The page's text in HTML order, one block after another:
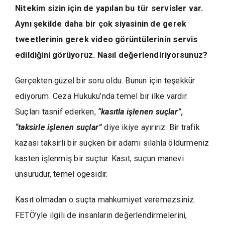
Nitekim sizin için de yapılan bu tür servisler var.
Aynı şekilde daha bir çok siyasinin de gerek
tweetlerinin gerek video görüntülerinin servis
edildiğini görüyoruz. Nasıl değerlendiriyorsunuz?
Gerçekten güzel bir soru oldu. Bunun için teşekkür
ediyorum. Ceza Hukuku’nda temel bir ilke vardır.
Suçları tasnif ederken, “kasıtla işlenen suçlar”,
“taksirle işlenen suçlar”diye ikiye ayırırız. Bir trafik
kazası taksirli bir suçken bir adamı silahla öldürmeniz
kasten işlenmiş bir suçtur. Kasıt, suçun manevi
unsurudur, temel ögesidir.
Kasıt olmadan o suçta mahkumiyet veremezsiniz.
FETÖ’yle ilgili de insanların değerlendirmelerini,